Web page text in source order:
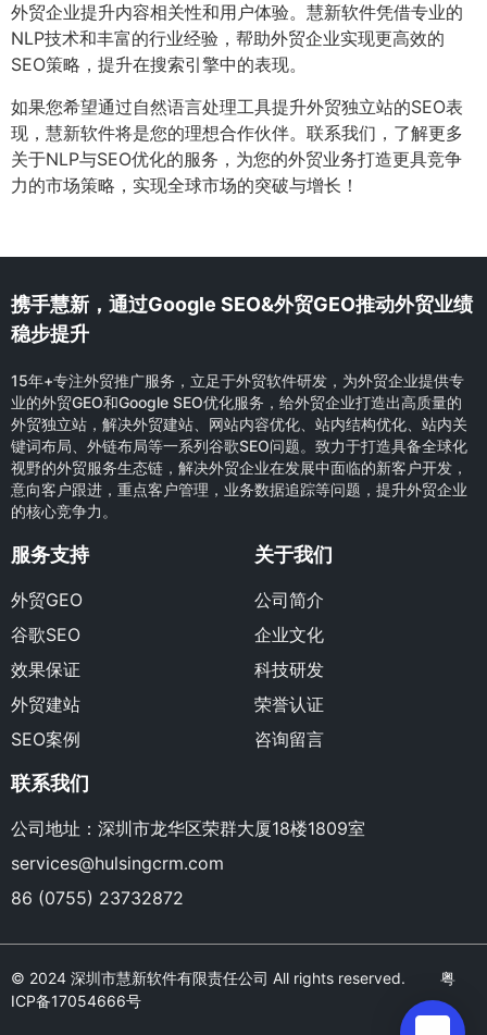
外贸企业提升内容相关性和用户体验。慧新软件凭借专业的
NLP技术和丰富的行业经验，帮助外贸企业实现更高效的
SEO策略，提升在搜索引擎中的表现。
如果您希望通过自然语言处理工具提升外贸独立站的SEO表
现，慧新软件将是您的理想合作伙伴。联系我们，了解更多
关于NLP与SEO优化的服务，为您的外贸业务打造更具竞争
力的市场策略，实现全球市场的突破与增长！
携手慧新，通过Google SEO&外贸GEO推动外贸业绩
稳步提升
15年+专注外贸推广服务，立足于外贸软件研发，为外贸企业提供专
业的外贸GEO和Google SEO优化服务，给外贸企业打造出高质量的
外贸独立站，解决外贸建站、网站内容优化、站内结构优化、站内关
键词布局、外链布局等一系列谷歌SEO问题。致力于打造具备全球化
视野的外贸服务生态链，解决外贸企业在发展中面临的新客户开发，
意向客户跟进，重点客户管理，业务数据追踪等问题，提升外贸企业
的核心竞争力。
服务支持
外贸GEO
谷歌SEO
效果保证
外贸建站
SEO案例
关于我们
公司简介
企业文化
科技研发
荣誉认证
咨询留言
联系我们
公司地址：深圳市龙华区荣群大厦18楼1809室
services@hulsingcrm.com
86 (0755) 23732872
© 2024 深圳市慧新软件有限责任公司 All rights reserved. 粤
ICP备17054666号